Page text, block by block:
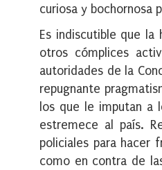
curiosa y bochornosa
Es indiscutible que
otros cómplices
autoridades de la
repugnante
los que le imputan a
estremece al país.
policiales para hacer
como en contra de